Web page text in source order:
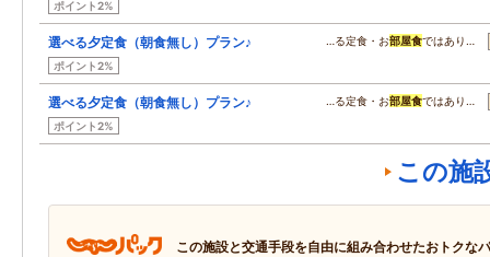
ポイント2%
選べる夕定食（朝食無し）プラン♪
ポイント2%
…る定食・お部屋食ではあり…
選べる夕定食（朝食無し）プラン♪
ポイント2%
…る定食・お部屋食ではあり…
この施
この施設と交通手段を自由に組み合わせたおトクな